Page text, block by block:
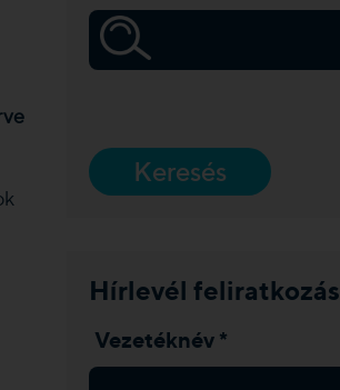
Keresés
Hírlevél feliratkozás
Vezetéknév *